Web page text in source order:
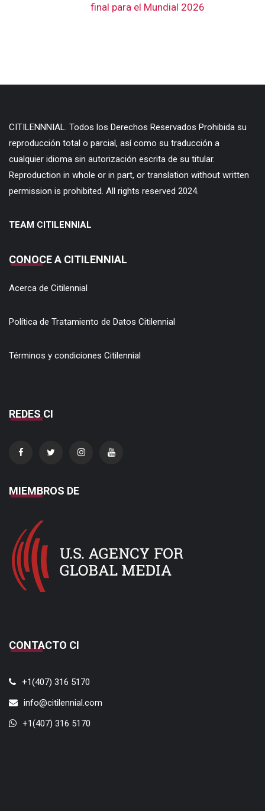
final para el Mundial 2026
CITILENNNIAL. Todos los Derechos Reservados Prohibida su
reproducción total o parcial, así como su traducción a
cualquier idioma sin autorización escrita de su titular.
Reproduction in whole or in part, or translation without written
permission is prohibited. All rights reserved 2024.
TEAM CITILENNIAL
CONOCE A CITILENNIAL
Acerca de Citilennial
Política de Tratamiento de Datos Citilennial
Términos y condiciones Citilennial
REDES CI
MIEMBROS DE
CONTACTO CI
+1(407) 316 5170
info@citilennial.com
+1(407) 316 5170